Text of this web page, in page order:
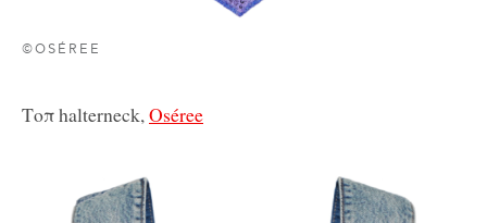
©OSÉREE
Τοπ halterneck, Oséree